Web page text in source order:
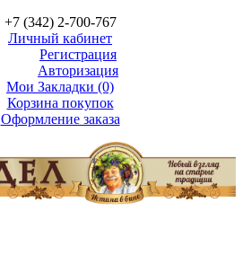
+7 (342) 2-700-767
Личный кабинет
Регистрация
Авторизация
Мои Закладки (0)
Корзина покупок
Оформление заказа